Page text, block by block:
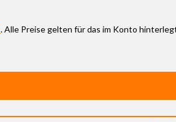
. Alle Preise gelten für das im Konto